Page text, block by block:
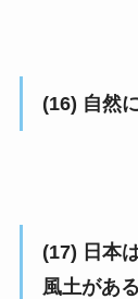
(16) 自然
(17) 日本
風土がある